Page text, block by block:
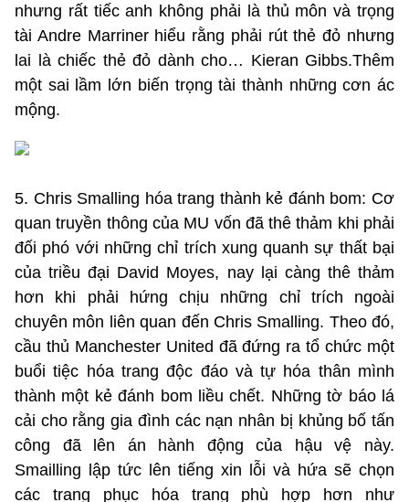
nhưng rất tiếc anh không phải là thủ môn và trọng
tài Andre Marriner hiểu rằng phải rút thẻ đỏ nhưng
lai là chiếc thẻ đỏ dành cho… Kieran Gibbs.Thêm
một sai lầm lớn biến trọng tài thành những cơn ác
mộng.
5. Chris Smalling hóa trang thành kẻ đánh bom: Cơ
quan truyền thông của MU vốn đã thê thảm khi phải
đối phó với những chỉ trích xung quanh sự thất bại
của triều đại David Moyes, nay lại càng thê thảm
hơn khi phải hứng chịu những chỉ trích ngoài
chuyên môn liên quan đến Chris Smalling. Theo đó,
cầu thủ Manchester United đã đứng ra tổ chức một
buổi tiệc hóa trang độc đáo và tự hóa thân mình
thành một kẻ đánh bom liều chết. Những tờ báo lá
cải cho rằng gia đình các nạn nhân bị khủng bố tấn
công đã lên án hành động của hậu vệ này.
Smailling lập tức lên tiếng xin lỗi và hứa sẽ chọn
các trang phục hóa trang phù hợp hơn như